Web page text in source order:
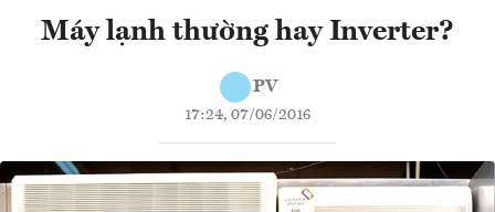
​Máy lạnh thường hay Inverter?
PV
17:24, 07/06/2016